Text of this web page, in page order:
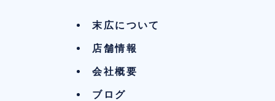
末広について
店舗情報
会社概要
ブログ